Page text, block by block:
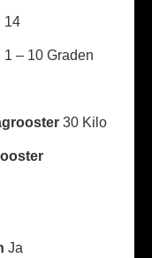
14
1 – 10 Graden
30 Kilo
Ja